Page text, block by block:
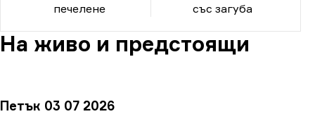
печелене
със загуба
На живо и предстоящи
Петък 03 07 2026